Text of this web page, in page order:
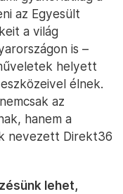
az Egyesült
a világ
is –
helyett
élnek.
az
hanem a
nevezett Direkt36
lehet,